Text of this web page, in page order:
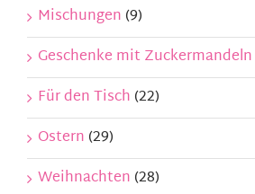
Mischungen (9)
Geschenke mit Zuckermandeln
Für den Tisch (22)
Ostern (29)
Weihnachten (28)